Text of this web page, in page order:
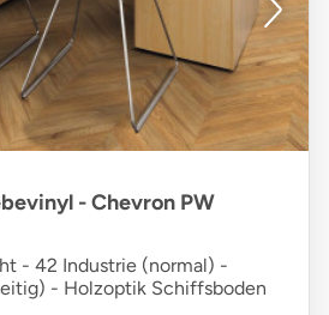
- Chevron PW
- 42 Industrie (normal) -
- Holzoptik Schiffsboden